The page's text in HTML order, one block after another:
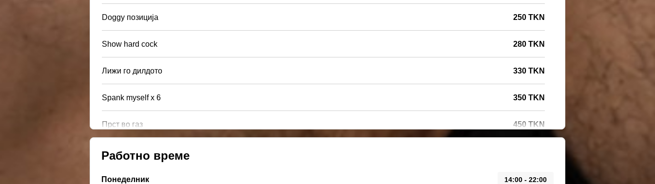
Doggy позиција 250 TKN
Show hard cock 280 TKN
Лижи го дилдото 330 TKN
Spank myself x 6 350 TKN
Прст во газ 450 TKN
Работно време
Понеделник 14:00 - 22:00